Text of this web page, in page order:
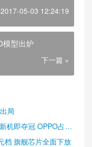
2017-05-03 12:24:19
模型出炉
下一篇 »
局
机即夺冠 OPPO占据
档 旗舰芯片全面下放